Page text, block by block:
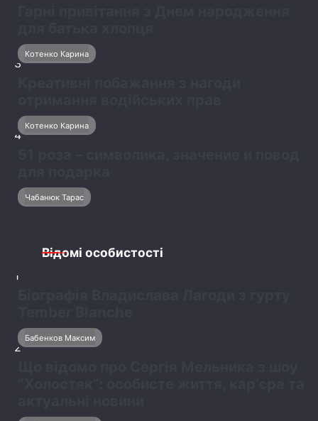
Котенко Карина
3
Котенко Карина
4
Чабанюк Тарас
Відомі особистості
1
Бабенков Максим
2